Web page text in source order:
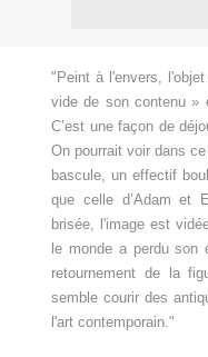
"Peint à l'envers,
vide de son contenu »
C’est une façon de
On pourrait voir dans
bascule, un effectif
que celle d’Adam et
brisée, l'image est
le monde a perdu
retournement de la
semble courir des
l'art contemporain."